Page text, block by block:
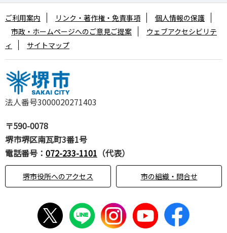
法人番号3000020271403
〒590-0078
堺市堺区南瓦町3番1号
電話番号： 072-233-1101 （代表）
堺市役所へのアクセス 市の組織・問合せ
ご利用案内 リンク・著作権・免責事項
個人情報の保護
市政・ホームページへのご意見ご提案
ウェブアクセシビリテ
ィ
サイトマップ